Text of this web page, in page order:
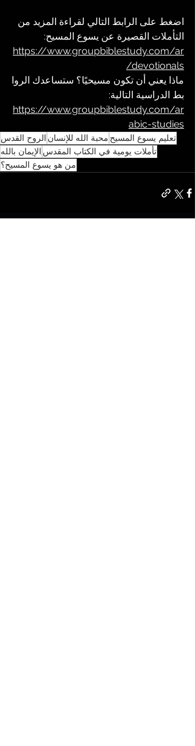
اضغط على الرابط التالي لقراءة المزيد من
التأملات القصيرة عن يسوع المسيح:
https://www.groupbiblestudy.com/ar
/devotionals
ماذا يعني أن تكون مسيحيًا؟ ستساعدك الروا
بط الدراسية التالية:
https://www.groupbiblestudy.com/ar
abic-studies
تعليم يسوع المسيح محبة الله للإنسان الروح القدس
تأملات يومية في الكتاب المقدس الإيمان بالله
من هو يسوع المسيح؟